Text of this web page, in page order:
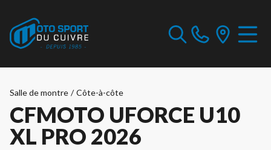
Salle de montre / Côte-à-côte
CFMOTO UFORCE U10
XL PRO 2026